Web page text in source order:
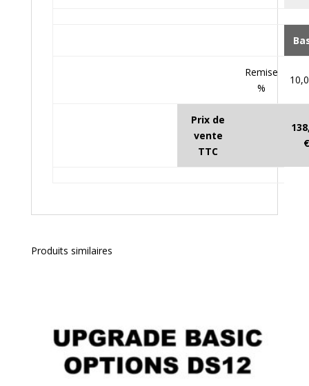
Remise
%
Prix de
vente
TTC
€
Produits similaires